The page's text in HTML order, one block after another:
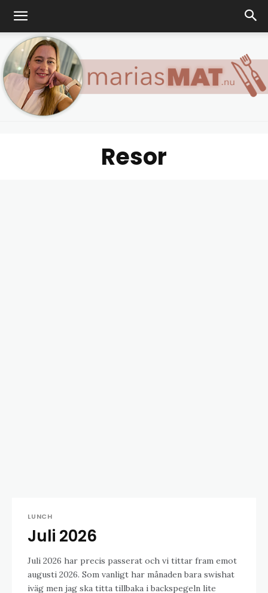
Resor
LUNCH
Juli 2026
Juli 2026 har precis passerat och vi tittar fram emot
augusti 2026. Som vanligt har månaden bara swishat
iväg men jag ska titta tillbaka i backspegeln lite